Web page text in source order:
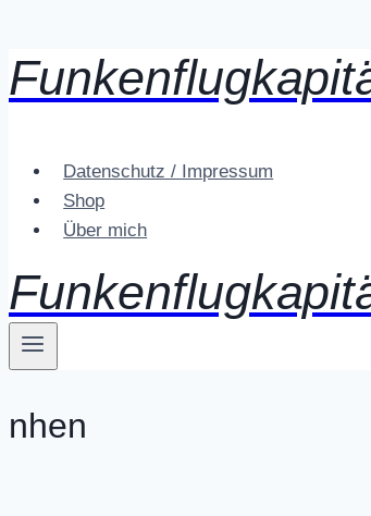
Zum
Inhalt
Datenschutz / Impressum
Shop
Über mich
nhen